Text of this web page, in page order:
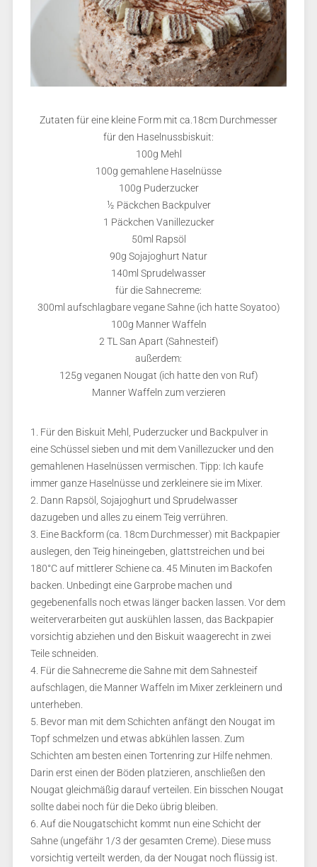
Zutaten für eine kleine Form mit ca.18cm Durchmesser
für den Haselnussbiskuit:
100g Mehl
100g gemahlene Haselnüsse
100g Puderzucker
½ Päckchen Backpulver
1 Päckchen Vanillezucker
50ml Rapsöl
90g Sojajoghurt Natur
140ml Sprudelwasser
für die Sahnecreme:
300ml aufschlagbare vegane Sahne (ich hatte Soyatoo)
100g Manner Waffeln
2 TL San Apart (Sahnesteif)
außerdem:
125g veganen Nougat (ich hatte den von Ruf)
Manner Waffeln zum verzieren
1. Für den Biskuit Mehl, Puderzucker und Backpulver in
eine Schüssel sieben und mit dem Vanillezucker und den
gemahlenen Haselnüssen vermischen. Tipp: Ich kaufe
immer ganze Haselnüsse und zerkleinere sie im Mixer.
2. Dann Rapsöl, Sojajoghurt und Sprudelwasser
dazugeben und alles zu einem Teig verrühren.
3. Eine Backform (ca. 18cm Durchmesser) mit Backpapier
auslegen, den Teig hineingeben, glattstreichen und bei
180°C auf mittlerer Schiene ca. 45 Minuten im Backofen
backen. Unbedingt eine Garprobe machen und
gegebenenfalls noch etwas länger backen lassen. Vor dem
weiterverarbeiten gut auskühlen lassen, das Backpapier
vorsichtig abziehen und den Biskuit waagerecht in zwei
Teile schneiden.
4. Für die Sahnecreme die Sahne mit dem Sahnesteif
aufschlagen, die Manner Waffeln im Mixer zerkleinern und
unterheben.
5. Bevor man mit dem Schichten anfängt den Nougat im
Topf schmelzen und etwas abkühlen lassen. Zum
Schichten am besten einen Tortenring zur Hilfe nehmen.
Darin erst einen der Böden platzieren, anschließen den
Nougat gleichmäßig darauf verteilen. Ein bisschen Nougat
sollte dabei noch für die Deko übrig bleiben.
6. Auf die Nougatschicht kommt nun eine Schicht der
Sahne (ungefähr 1/3 der gesamten Creme). Diese muss
vorsichtig verteilt werden, da der Nougat noch flüssig ist.